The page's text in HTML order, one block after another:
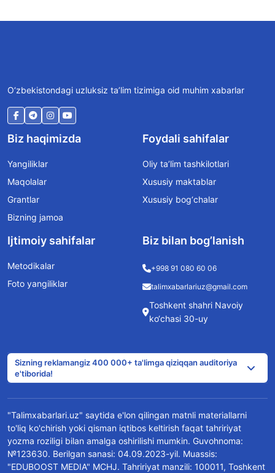
O‘zbekistondagi uzluksiz ta’lim tizimiga oid muhim xabarlar
Biz haqimizda
Yangiliklar
Maqolalar
Grantlar
Bizning jamoa
Foydali sahifalar
Oliy ta’lim tashkilotlari
Xususiy maktablar
Xususiy bog‘chalar
Ijtimoiy sahifalar
Metodikalar
Foto yangiliklar
Biz bilan bog’lanish
+998 91 080 60 06
talimxabarlariuz@gmail.com
Toshkent shahri Navoiy
ko‘chasi 30-uy
Sizning reklamangiz 400 000+ ta'limga qiziqqan auditoriya
e'tiborida!
"Talimxabarlari.uz" saytida e'lon qilingan matnli materiallarni
to'liq ko'chirish yoki qisman iqtibos keltirish faqat tahririyat
yozma roziligi bilan amalga oshirilishi mumkin. Guvohnoma:
№123630. Berilgan sanasi: 04.09.2023-yil. Muassis:
"EDUBOOST MEDIA" MCHJ. Tahririyat manzili: 100011, Toshkent